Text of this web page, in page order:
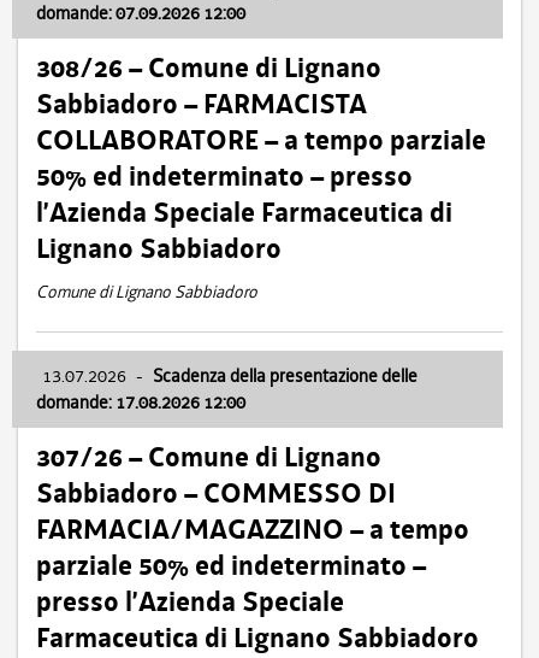
domande: 07.09.2026 12:00
308/26 – Comune di Lignano
Sabbiadoro – FARMACISTA
COLLABORATORE – a tempo parziale
50% ed indeterminato – presso
l’Azienda Speciale Farmaceutica di
Lignano Sabbiadoro
Comune di Lignano Sabbiadoro
13.07.2026 - Scadenza della presentazione delle
domande: 17.08.2026 12:00
307/26 – Comune di Lignano
Sabbiadoro – COMMESSO DI
FARMACIA/MAGAZZINO – a tempo
parziale 50% ed indeterminato –
presso l’Azienda Speciale
Farmaceutica di Lignano Sabbiadoro